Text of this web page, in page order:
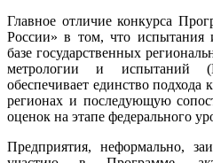
Главное отличие конкурса
России» в том, что испытания
базе государственных
метрологии и испытаний
обеспечивает единство
регионах и последующую
оценок на этапе федерального
Предприятия, неформально,